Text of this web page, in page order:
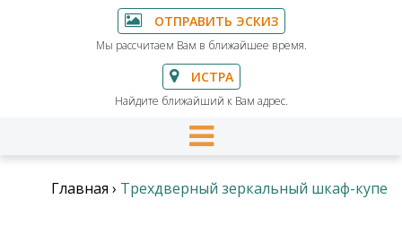
ОТПРАВИТЬ ЭСКИЗ
Мы рассчитаем Вам в ближайшее время.
ИСТРА
Найдите ближайший к Вам адрес.
Главная › Трехдверный зеркальный шкаф-купе